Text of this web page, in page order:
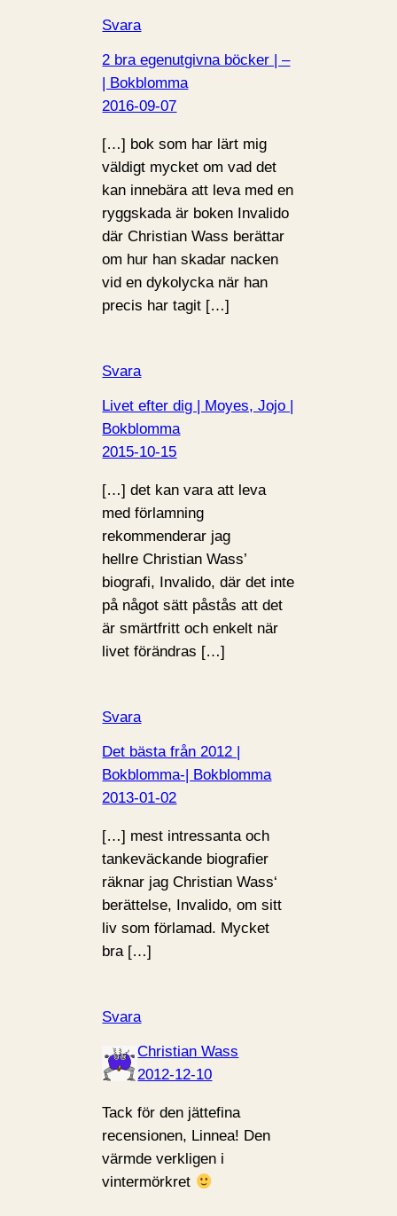
Svara
2 bra egenutgivna böcker | –
| Bokblomma
2016-09-07
[…] bok som har lärt mig
väldigt mycket om vad det
kan innebära att leva med en
ryggskada är boken Invalido
där Christian Wass berättar
om hur han skadar nacken
vid en dykolycka när han
precis har tagit […]
Svara
Livet efter dig | Moyes, Jojo |
Bokblomma
2015-10-15
[…] det kan vara att leva
med förlamning
rekommenderar jag
hellre Christian Wass’
biografi, Invalido, där det inte
på något sätt påstås att det
är smärtfritt och enkelt när
livet förändras […]
Svara
Det bästa från 2012 |
Bokblomma-| Bokblomma
2013-01-02
[…] mest intressanta och
tankeväckande biografier
räknar jag Christian Wass‘
berättelse, Invalido, om sitt
liv som förlamad. Mycket
bra […]
Svara
Christian Wass
2012-12-10
Tack för den jättefina
recensionen, Linnea! Den
värmde verkligen i
vintermörkret